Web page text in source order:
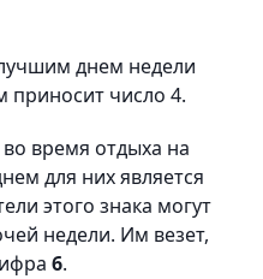
днем недели
приносит число 4.
время отдыха на
для них является
этого знака могут
недели. Им везет,
6.